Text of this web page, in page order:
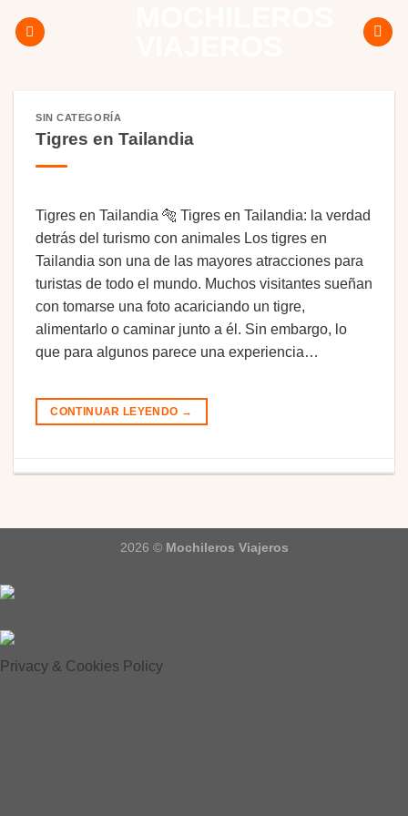
SIN CATEGORÍA
Tigres en Tailandia
Tigres en Tailandia 🐅 Tigres en Tailandia: la verdad
detrás del turismo con animales Los tigres en
Tailandia son una de las mayores atracciones para
turistas de todo el mundo. Muchos visitantes sueñan
con tomarse una foto acariciando un tigre,
alimentarlo o caminar junto a él. Sin embargo, lo
que para algunos parece una experiencia…
CONTINUAR LEYENDO →
2026 © Mochileros Viajeros
Privacy & Cookies Policy